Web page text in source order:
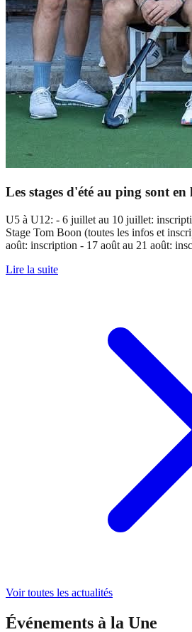
Les stages d'été au ping sont en
U5 à U12: - 6 juillet au 10 juillet:
Stage Tom Boon (toutes les infos et
août: inscription - 17 août au 21 août:
Lire la suite
Voir toutes les actualités
Événements à la Une